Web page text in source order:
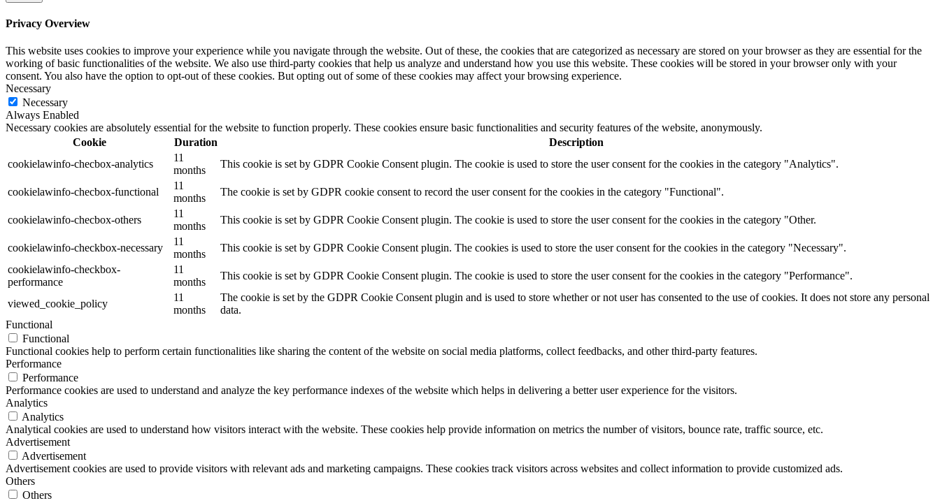
Privacy Overview
This website uses cookies to improve your experience while you navigate through the website. Out of these, the cookies that are categorized as necessary are stored on your browser as they are essential for the
working of basic functionalities of the website. We also use third-party cookies that help us analyze and understand how you use this website. These cookies will be stored in your browser only with your
consent. You also have the option to opt-out of these cookies. But opting out of some of these cookies may affect your browsing experience.
Necessary
Necessary
Always Enabled
Necessary cookies are absolutely essential for the website to function properly. These cookies ensure basic functionalities and security features of the website, anonymously.
Cookie
Duration
Description
cookielawinfo-checbox-analytics
11
months
This cookie is set by GDPR Cookie Consent plugin. The cookie is used to store the user consent for the cookies in the category "Analytics".
cookielawinfo-checbox-functional
11
months
The cookie is set by GDPR cookie consent to record the user consent for the cookies in the category "Functional".
cookielawinfo-checbox-others
11
months
This cookie is set by GDPR Cookie Consent plugin. The cookie is used to store the user consent for the cookies in the category "Other.
cookielawinfo-checkbox-necessary
11
months
This cookie is set by GDPR Cookie Consent plugin. The cookies is used to store the user consent for the cookies in the category "Necessary".
cookielawinfo-checkbox-
performance
11
months
This cookie is set by GDPR Cookie Consent plugin. The cookie is used to store the user consent for the cookies in the category "Performance".
viewed_cookie_policy
11
months
The cookie is set by the GDPR Cookie Consent plugin and is used to store whether or not user has consented to the use of cookies. It does not store any personal
data.
Functional
Functional
Functional cookies help to perform certain functionalities like sharing the content of the website on social media platforms, collect feedbacks, and other third-party features.
Performance
Performance
Performance cookies are used to understand and analyze the key performance indexes of the website which helps in delivering a better user experience for the visitors.
Analytics
Analytics
Analytical cookies are used to understand how visitors interact with the website. These cookies help provide information on metrics the number of visitors, bounce rate, traffic source, etc.
Advertisement
Advertisement
Advertisement cookies are used to provide visitors with relevant ads and marketing campaigns. These cookies track visitors across websites and collect information to provide customized ads.
Others
Others